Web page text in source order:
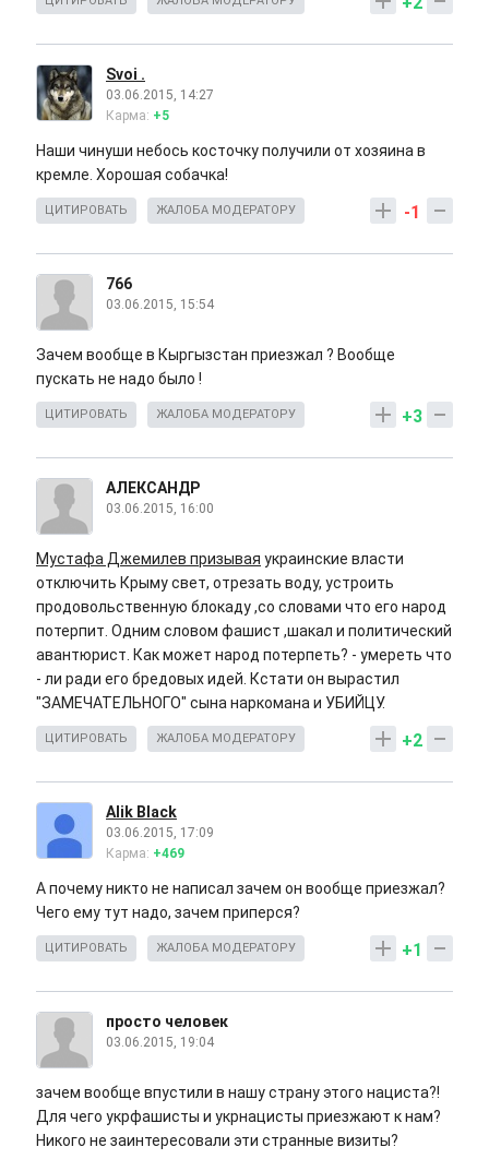
Svoi .
03.06.2015, 14:27
Карма: +5
Наши чинуши небось косточку получили от хозяина в
кремле. Хорошая собачка!
-1
ЦИТИРОВАТЬ ЖАЛОБА МОДЕРАТОРУ
766
03.06.2015, 15:54
Зачем вообще в Кыргызстан приезжал ? Вообще
пускать не надо было !
+3
ЦИТИРОВАТЬ ЖАЛОБА МОДЕРАТОРУ
АЛЕКСАНДР
03.06.2015, 16:00
Мустафа Джемилев призывая украинские власти
отключить Крыму свет, отрезать воду, устроить
продовольственную блокаду ,со словами что его народ
потерпит. Одним словом фашист ,шакал и политический
авантюрист. Как может народ потерпеть? - умереть что
- ли ради его бредовых идей. Кстати он вырастил
"ЗАМЕЧАТЕЛЬНОГО" сына наркомана и УБИЙЦУ.
+2
ЦИТИРОВАТЬ ЖАЛОБА МОДЕРАТОРУ
Alik Black
03.06.2015, 17:09
Карма: +469
А почему никто не написал зачем он вообще приезжал?
Чего ему тут надо, зачем приперся?
+1
ЦИТИРОВАТЬ ЖАЛОБА МОДЕРАТОРУ
просто человек
03.06.2015, 19:04
зачем вообще впустили в нашу страну этого нациста?!
Для чего укрфашисты и укрнацисты приезжают к нам?
Никого не заинтересовали эти странные визиты?